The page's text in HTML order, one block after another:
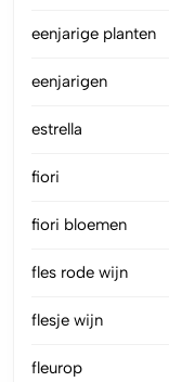
eenjarige planten
eenjarigen
estrella
fiori
fiori bloemen
fles rode wijn
flesje wijn
fleurop